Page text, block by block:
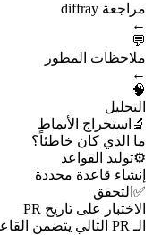
مراجعة diffray
←
💬
ملاحظات المطور
←
🧠
التحليل
🔬 استخراج الأنماط
ما الذي كان خاطئاً؟
⚙️توليد القواعد
إنشاء قاعدة محددة
✅ التحقق
الاختبار على تاريخ PR
الـ PR التالي يتضمن القاعدة